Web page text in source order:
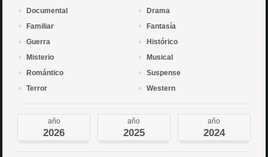
Documental
Drama
Familiar
Fantasía
Guerra
Histórico
Misterio
Musical
Romántico
Suspense
Terror
Western
año
2026
año
2025
año
2024